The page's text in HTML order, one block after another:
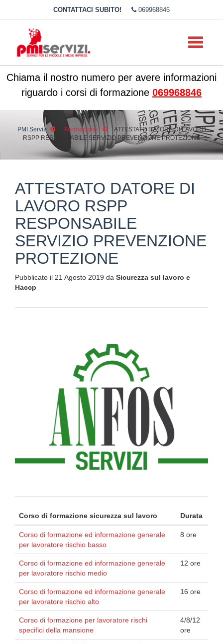
CONTATTACI SUBITO! 069968846
Toggle
Chiama il nostro numero per avere informazioni
riguardo i corsi di formazione 069968846
PMI Servizi Formazione
ATTESTATO DATORE DI LAVORO
RSPP RESPONSABILE SERVIZIO PREVENZIONE PROTEZIONE
ATTESTATO DATORE DI
LAVORO RSPP
RESPONSABILE
SERVIZIO PREVENZIONE
PROTEZIONE
Pubblicato il 21 Agosto 2019 da Sicurezza sul lavoro e
Haccp
Corso di formazione sicurezza sul lavoro Durata
Corso di formazione ed informazione generale
per lavoratore rischio basso
8 ore
Corso di formazione ed informazione generale
per lavoratore rischio medio
12 ore
Corso di formazione ed informazione generale
per lavoratore rischio alto
16 ore
Corso di formazione per lavoratore rischi
specifici della mansione
4/8/12
ore